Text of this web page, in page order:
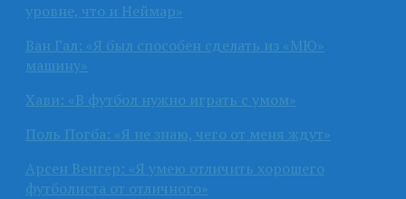
уровне, что и Неймар»
Ван Гал: «Я был способен сделать из «МЮ»
машину»
Хави: «В футбол нужно играть с умом»
Поль Погба: «Я не знаю, чего от меня ждут»
Арсен Венгер: «Я умею отличить хорошего
футболиста от отличного»